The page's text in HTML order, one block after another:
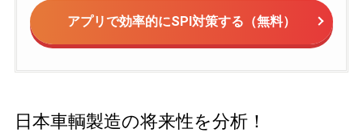
アプリで効率的にSPI対策する（無料）
日本車輌製造の将来性を分析！